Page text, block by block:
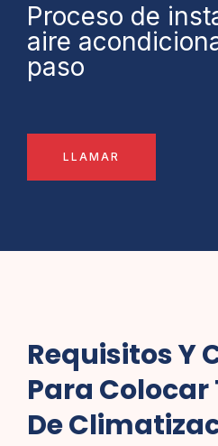
Proceso de
aire
paso
LLAMAR
Requisitos Y
Para Colocar
De